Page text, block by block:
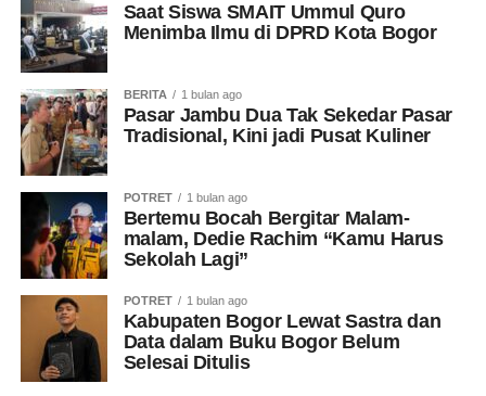
Saat Siswa SMAIT Ummul Quro
Menimba Ilmu di DPRD Kota Bogor
BERITA 1 bulan ago
Pasar Jambu Dua Tak Sekedar Pasar
Tradisional, Kini jadi Pusat Kuliner
POTRET 1 bulan ago
Bertemu Bocah Bergitar Malam-
malam, Dedie Rachim “Kamu Harus
Sekolah Lagi”
POTRET 1 bulan ago
Kabupaten Bogor Lewat Sastra dan
Data dalam Buku Bogor Belum
Selesai Ditulis